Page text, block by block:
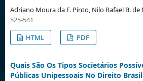
Adriano Moura da F. Pinto, Nilo Rafael B. de
525-541
HTML
PDF
Quais São Os Tipos Societários
Públicas Unipessoais No Direito